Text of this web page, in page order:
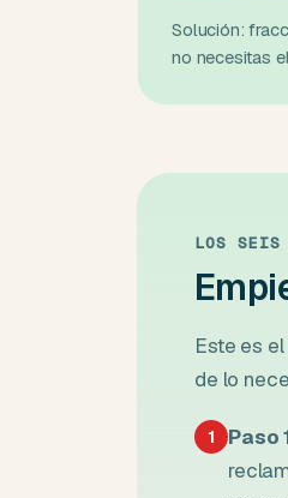
Solución:
no necesitas
LOS SEIS
Este es
de lo
1 Paso